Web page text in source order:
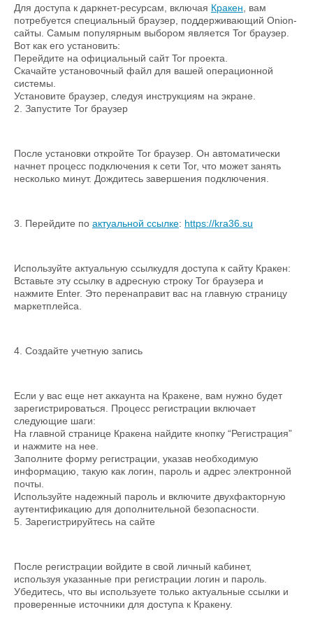
Для доступа к даркнет-ресурсам, включая Кракен , вам
потребуется специальный браузер, поддерживающий Onion-
сайты. Самым популярным выбором является Tor браузер.
Вот как его установить:
Перейдите на oфициальный сайт Tor проекта.
Скачайте установочный файл для вашей операционной
системы.
Установите браузер, следуя инструкциям на экране.
2. Запустите Tor браузер
После установки откройте Tor браузер. Он автоматически
начнет процесс подключения к сети Tor, что может занять
несколько минут. Дождитесь завершения подключения.
3. Перейдите по актуальной ссылке: https://kra36.su
Используйте актуальную ссылкудля доступа к сайту Кракен:
Вставьте эту ссылку в адресную строку Tor браузера и
нажмите Enter. Это перенаправит вас на главную страницу
маркетплейса.
4. Создайте учетную запись
Если у вас еще нет аккаунта на Кракене, вам нужно будет
зарегистрироваться. Процесс регистрации включает
следующие шаги:
На главной странице Кракена найдите кнопку “Регистрация”
и нажмите на нее.
Заполните форму регистрации, указав необходимую
информацию, такую как логин, пароль и адрес электронной
почты.
Используйте надежный пароль и включите двухфакторную
аутентификацию для дополнительной безопасности.
5. Зарегистрируйтесь на сайте
После регистрации войдите в свой личный кабинет,
используя указанные при регистрации логин и пароль.
Убедитесь, что вы используете только актуальные ссылки и
проверенные источники для доступа к Кракену.